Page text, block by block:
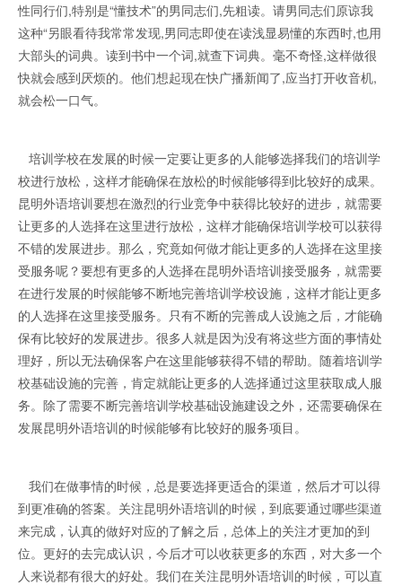
性同行们,特别是“懂技术”的男同志们,先粗读。请男同志们原谅我
这种“另眼看待我常常发现,男同志即使在读浅显易懂的东西时,也用
大部头的词典。读到书中一个词,就查下词典。毫不奇怪,这样做很
快就会感到厌烦的。他们想起现在快广播新闻了,应当打开收音机,
就会松一口气。
培训学校在发展的时候一定要让更多的人能够选择我们的培训学
校进行放松，这样才能确保在放松的时候能够得到比较好的成果。
昆明外语培训要想在激烈的行业竞争中获得比较好的进步，就需要
让更多的人选择在这里进行放松，这样才能确保培训学校可以获得
不错的发展进步。那么，究竟如何做才能让更多的人选择在这里接
受服务呢？要想有更多的人选择在昆明外语培训接受服务，就需要
在进行发展的时候能够不断地完善培训学校设施，这样才能让更多
的人选择在这里接受服务。只有不断的完善成人设施之后，才能确
保有比较好的发展进步。很多人就是因为没有将这些方面的事情处
理好，所以无法确保客户在这里能够获得不错的帮助。随着培训学
校基础设施的完善，肯定就能让更多的人选择通过这里获取成人服
务。除了需要不断完善培训学校基础设施建设之外，还需要确保在
发展昆明外语培训的时候能够有比较好的服务项目。
我们在做事情的时候，总是要选择更适合的渠道，然后才可以得
到更准确的答案。关注昆明外语培训的时候，到底要通过哪些渠道
来完成，认真的做好对应的了解之后，总体上的关注才更加的到
位。更好的去完成认识，今后才可以收获更多的东西，对大多一个
人来说都有很大的好处。我们在关注昆明外语培训的时候，可以直